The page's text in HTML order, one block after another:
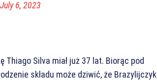
July 6, 2023
Thiago Silva miał już 37 lat. Biorąc pod
składu może dziwić, że Brazylijczyk